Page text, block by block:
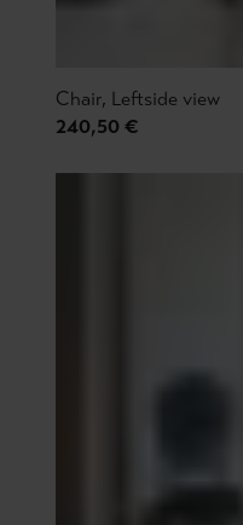
Chair, Leftside view
240,50 €